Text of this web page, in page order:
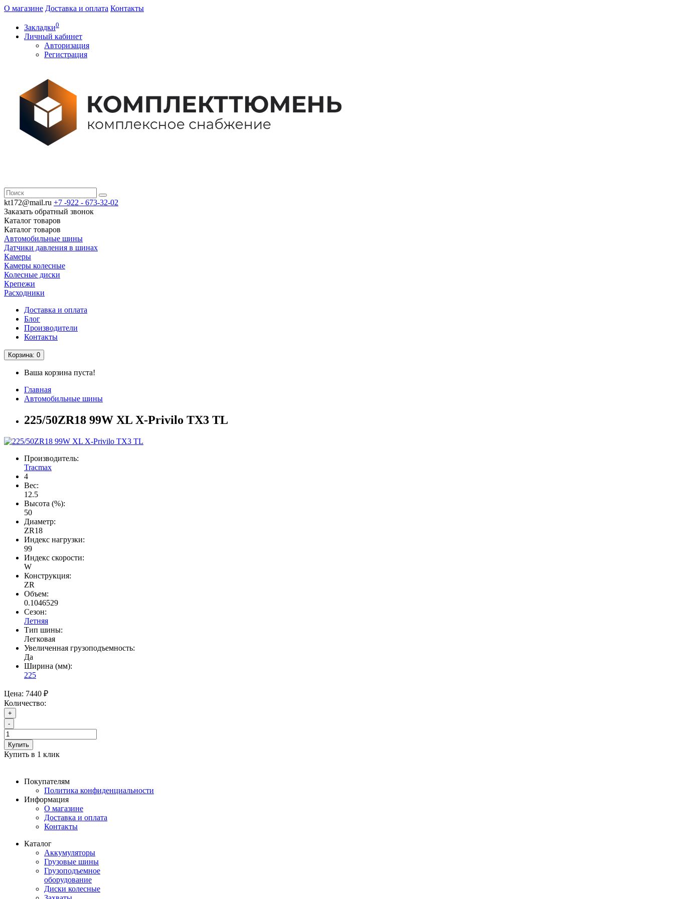
О магазине Доставка и оплата Контакты
Закладки0
Личный кабинет
Авторизация
Регистрация
kt172@mail.ru +7 -922 - 673-32-02
Заказать обратный звонок
Каталог товаров
Каталог товаров
Автомобильные шины
Датчики давления в шинах
Камеры
Камеры колесные
Колесные диски
Крепежи
Расходники
Доставка и оплата
Блог
Производители
Контакты
Корзина: 0
Ваша корзина пуста!
Главная
Автомобильные шины
225/50ZR18 99W XL X-Privilo TX3 TL
Производитель:
Tracmax
4
Вес:
12.5
Высота (%):
50
Диаметр:
ZR18
Индекс нагрузки:
99
Индекс скорости:
W
Конструкция:
ZR
Объем:
0.1046529
Сезон:
Летняя
Тип шины:
Легковая
Увеличенная грузоподъемность:
Да
Ширина (мм):
225
Цена: 7440 ₽
Количество:
+
-
Купить
Купить в 1 клик
Покупателям
Политика конфиденциальности
Информация
О магазине
Доставка и оплата
Контакты
Каталог
Аккумуляторы
Грузовые шины
Грузоподъемное
оборудование
Диски колесные